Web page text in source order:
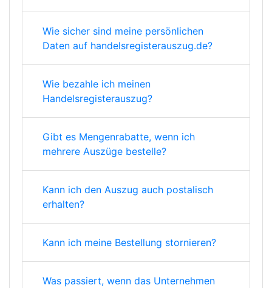
Wie sicher sind meine persönlichen
Daten auf handelsregisterauszug.de?
Wie bezahle ich meinen
Handelsregisterauszug?
Gibt es Mengenrabatte, wenn ich
mehrere Auszüge bestelle?
Kann ich den Auszug auch postalisch
erhalten?
Kann ich meine Bestellung stornieren?
Was passiert, wenn das Unternehmen